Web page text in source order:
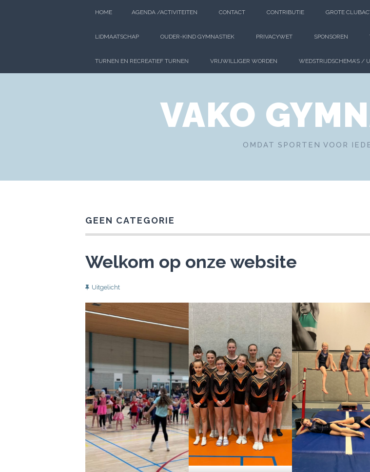
HOME AGENDA /ACTIVITEITEN CONTACT CONTRIBUTIE GROTE
LIDMAATSCHAP OUDER-KIND GYMNASTIEK PRIVACYWET SPONSOREN
TURNEN EN RECREATIEF TURNEN VRIJWILLIGER WORDEN WEDSTRIJDSCHEMA’S /
VAKO
OMDAT SPORTEN VOOR
GEEN CATEGORIE
Welkom op onze website
Uitgelicht